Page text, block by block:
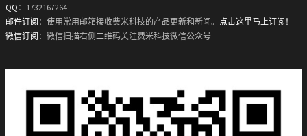
QQ ：1732167264
邮件订阅 ：使用常用邮箱接收费米科技的产品更新和新闻。 点击这里马上订阅！
微信订阅 ：微信扫描右侧二维码关注费米科技微信公众号